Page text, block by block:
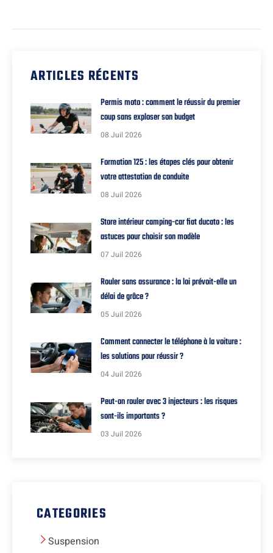
ARTICLES RÉCENTS
Permis moto : comment le réussir du premier
coup sans exploser son budget
08 Juil 2026
Formation 125 : les étapes clés pour obtenir
votre attestation de conduite
08 Juil 2026
Store intérieur camping-car fiat ducato : les
astuces pour choisir son modèle
07 Juil 2026
Rouler sans assurance : la loi prévoit-elle un
délai de grâce ?
05 Juil 2026
Comment connecter le téléphone à la voiture :
les solutions pour réussir ?
04 Juil 2026
Peut-on rouler avec 3 injecteurs : les risques
sont-ils importants ?
03 Juil 2026
CATEGORIES
Suspension